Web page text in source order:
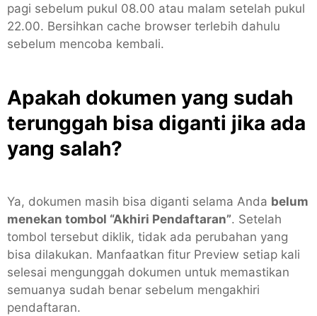
pagi sebelum pukul 08.00 atau malam setelah pukul
22.00. Bersihkan cache browser terlebih dahulu
sebelum mencoba kembali.
Apakah dokumen yang sudah
terunggah bisa diganti jika ada
yang salah?
Ya, dokumen masih bisa diganti selama Anda belum
menekan tombol “Akhiri Pendaftaran”. Setelah
tombol tersebut diklik, tidak ada perubahan yang
bisa dilakukan. Manfaatkan fitur Preview setiap kali
selesai mengunggah dokumen untuk memastikan
semuanya sudah benar sebelum mengakhiri
pendaftaran.